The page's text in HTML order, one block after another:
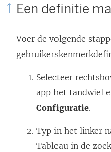
Een definitie
Voer de volgende
Selecteer
app het tandwiel
Configuratie.
Typ in het linker
Tableau in de